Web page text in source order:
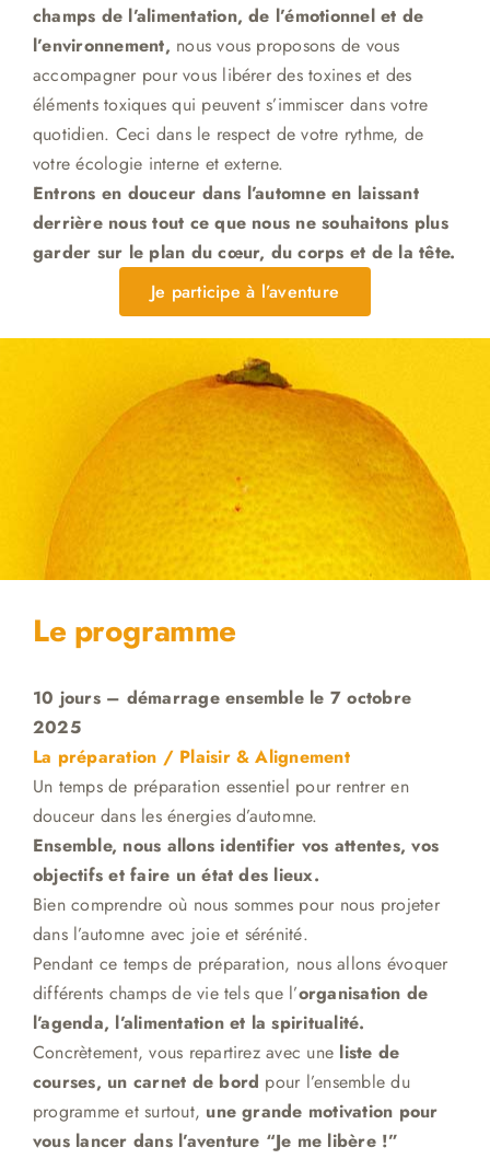
champs de l’alimentation, de l’émotionnel et de
l’environnement, nous vous proposons de vous
accompagner pour vous libérer des toxines et des
éléments toxiques qui peuvent s’immiscer dans votre
quotidien. Ceci dans le respect de votre rythme, de
votre écologie interne et externe.
Entrons en douceur dans l’automne en laissant
derrière nous tout ce que nous ne souhaitons plus
garder sur le plan du cœur, du corps et de la tête.
Je participe à l’aventure
Le programme
10 jours – démarrage ensemble le 7 octobre
2025
La préparation / Plaisir & Alignement
Un temps de préparation essentiel pour rentrer en
douceur dans les énergies d’automne.
Ensemble, nous allons identifier vos attentes, vos
objectifs et faire un état des lieux.
Bien comprendre où nous sommes pour nous projeter
dans l’automne avec joie et sérénité.
Pendant ce temps de préparation, nous allons évoquer
différents champs de vie tels que l’organisation de
l’agenda, l’alimentation et la spiritualité.
Concrètement, vous repartirez avec une liste de
courses, un carnet de bord pour l’ensemble du
programme et surtout, une grande motivation pour
vous lancer dans l’aventure “Je me libère !”